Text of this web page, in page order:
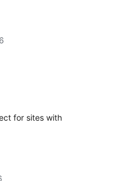
for sites with